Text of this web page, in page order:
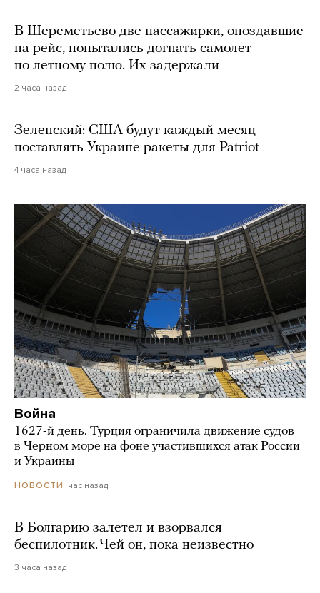
В Шереметьево две пассажирки, опоздавшие
на рейс, попытались догнать самолет
по летному полю. Их задержали
2 часа назад
Зеленский: США будут каждый месяц
поставлять Украине ракеты для Patriot
4 часа назад
Война
1627-й день. Турция ограничила движение судов
в Черном море на фоне участившихся атак России
и Украины
НОВОСТИ час назад
В Болгарию залетел и взорвался
беспилотник. Чей он, пока неизвестно
3 часа назад